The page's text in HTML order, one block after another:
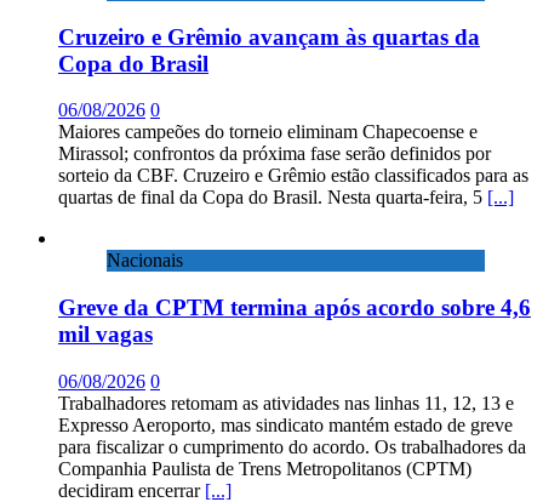
Cruzeiro e Grêmio avançam às quartas da
Copa do Brasil
06/08/2026 0
Maiores campeões do torneio eliminam Chapecoense e
Mirassol; confrontos da próxima fase serão definidos por
sorteio da CBF. Cruzeiro e Grêmio estão classificados para as
quartas de final da Copa do Brasil. Nesta quarta-feira, 5 [...]
Nacionais
Greve da CPTM termina após acordo sobre 4,6
mil vagas
06/08/2026 0
Trabalhadores retomam as atividades nas linhas 11, 12, 13 e
Expresso Aeroporto, mas sindicato mantém estado de greve
para fiscalizar o cumprimento do acordo. Os trabalhadores da
Companhia Paulista de Trens Metropolitanos (CPTM)
decidiram encerrar [...]